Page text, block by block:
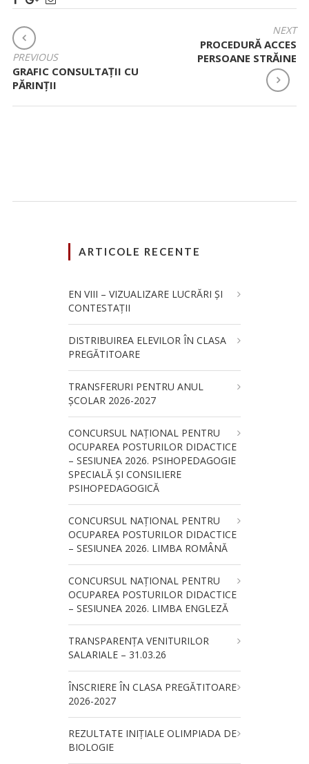
NAVIGARE
ÎN
ARTICOLE
PREVIOUS
GRAFIC CONSULTAȚII CU
PĂRINȚII
NEXT
PROCEDURĂ ACCES
PERSOANE STRĂINE
ARTICOLE RECENTE
EN VIII – VIZUALIZARE LUCRĂRI ȘI
CONTESTAȚII
DISTRIBUIREA ELEVILOR ÎN CLASA
PREGĂTITOARE
TRANSFERURI PENTRU ANUL
ȘCOLAR 2026-2027
CONCURSUL NAŢIONAL PENTRU
OCUPAREA POSTURILOR DIDACTICE
– SESIUNEA 2026. PSIHOPEDAGOGIE
SPECIALĂ ȘI CONSILIERE
PSIHOPEDAGOGICĂ
CONCURSUL NAŢIONAL PENTRU
OCUPAREA POSTURILOR DIDACTICE
– SESIUNEA 2026. LIMBA ROMÂNĂ
CONCURSUL NAŢIONAL PENTRU
OCUPAREA POSTURILOR DIDACTICE
– SESIUNEA 2026. LIMBA ENGLEZĂ
TRANSPARENȚA VENITURILOR
SALARIALE – 31.03.26
ÎNSCRIERE ÎN CLASA PREGĂTITOARE
2026-2027
REZULTATE INIȚIALE OLIMPIADA DE
BIOLOGIE